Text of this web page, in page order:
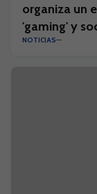
organiza un
'gaming' y
NOTICIAS